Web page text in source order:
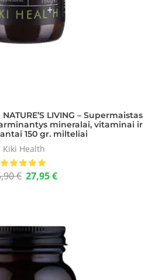
LIVING – Supermaistas
mineralai, vitaminai ir
150 gr. milteliai
Kiki Health
€ 27,95€